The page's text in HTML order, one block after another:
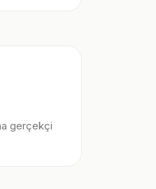
gerçekçi